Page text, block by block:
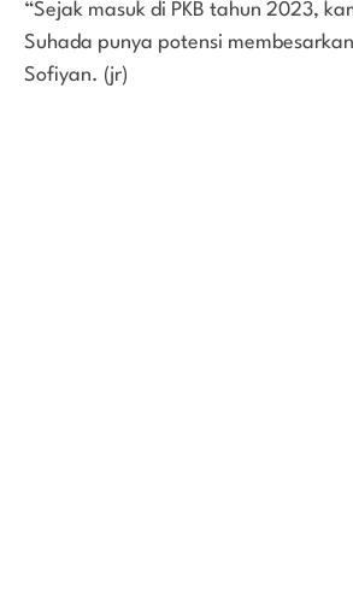
“Sejak masuk di PKB tahun 2023,
Suhada punya potensi
Sofiyan. (jr)